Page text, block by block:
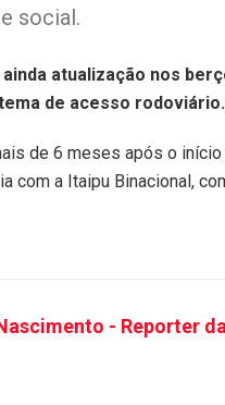
social.
atualização nos
de acesso rodoviário.
de 6 meses após o
com a Itaipu Binacional,
- Reporter